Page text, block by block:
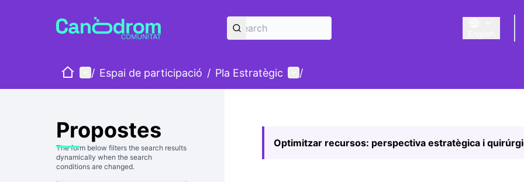
Triar la llengua
HomeMain menu
/ Espai de participació / Pla Estratègic User menu
/
Propostes
The form below filters the search results
dynamically when the search
conditions are changed.
Optimitzar recursos: perspectiva estratègica i